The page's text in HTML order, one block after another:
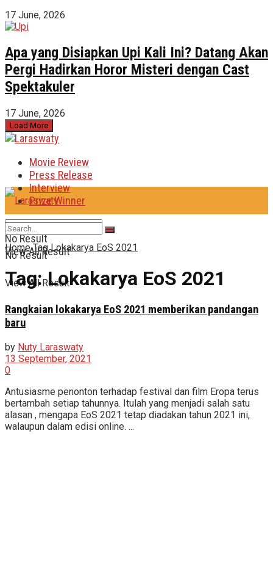
17 June, 2026
Apa yang Disiapkan Upi Kali Ini? Datang Akan
Pergi Hadirkan Horor Misteri dengan Cast
Spektakuler
17 June, 2026
Load More
Movie Review
Press Release
Interview
Prize Winner
No Result
View All Result
No Result
View All Result
Home Tag Lokakarya EoS 2021
Tag:Lokakarya EoS 2021
Rangkaian lokakarya EoS 2021 memberikan pandangan
baru
by Nuty Laraswaty
13 September, 2021
0
Antusiasme penonton terhadap festival dan film Eropa terus
bertambah setiap tahunnya. Itulah yang menjadi salah satu
alasan , mengapa EoS 2021 tetap diadakan tahun 2021 ini,
walaupun dalam edisi online. ...